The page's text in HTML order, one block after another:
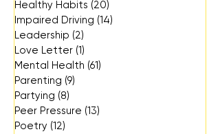
Healthy Habits (20)
Impaired Driving (14)
Leadership (2)
Love Letter (1)
Mental Health (61)
Parenting (9)
Partying (8)
Peer Pressure (13)
Poetry (12)